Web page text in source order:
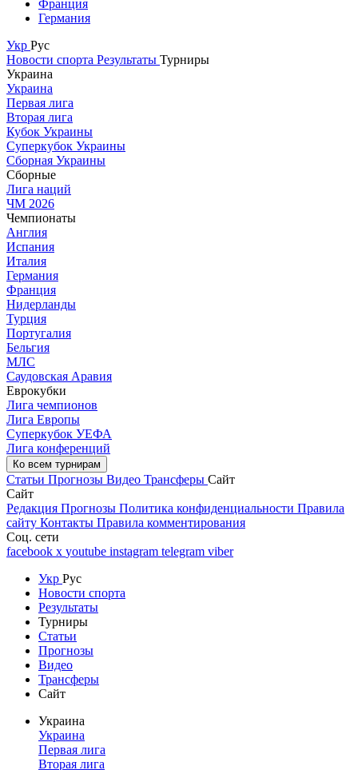
Франция
Германия
Укр Рус
Новости спорта Результаты Турниры
Украина
Украина
Первая лига
Вторая лига
Кубок Украины
Суперкубок Украины
Сборная Украины
Сборные
Лига наций
ЧМ 2026
Чемпионаты
Англия
Испания
Италия
Германия
Франция
Нидерланды
Турция
Португалия
Бельгия
МЛС
Саудовская Аравия
Еврокубки
Лига чемпионов
Лига Европы
Суперкубок УЕФА
Лига конференций
Ко всем турнирам
Статьи Прогнозы Видео Трансферы Сайт
Сайт
Редакция Прогнозы Политика конфиденциальности Правила
сайту Контакты Правила комментирования
Соц. сети
facebook x youtube instagram telegram viber
Укр Рус
Новости спорта
Результаты
Турниры
Статьи
Прогнозы
Видео
Трансферы
Сайт
Украина
Украина
Первая лига
Вторая лига